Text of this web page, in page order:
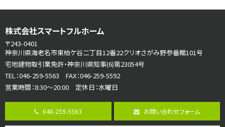
古淵駅
バ12分 歩4分
並列２台駐車可。１階はリビングと水まわりをまとめ…
第8位
3,680万円
4ＳＬＤＫ
海老名駅
株式会社スマートフルホーム
〒243-0401
神奈川県海老名市東柏ケ谷二丁目12番22クリオさがみ野参番館101号
宅地建物取引業免許・神奈川県知事(6)第23054号
TEL：046-259-5563 FAX：046-259-5592
営業時間：8:30～20:00 定休日：水曜日
046-259-5563 お問い合わせフォーム